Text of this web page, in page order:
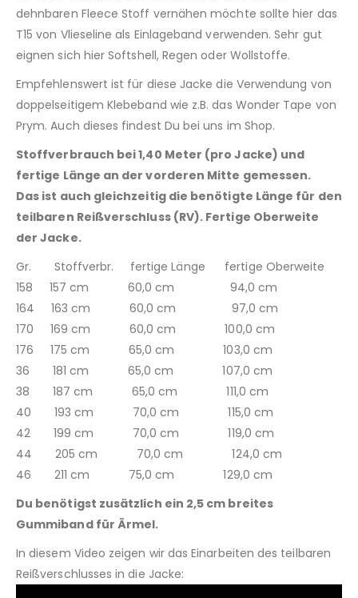
dehnbaren Fleece Stoff vernähen möchte sollte hier das
T15 von Vlieseline als Einlageband verwenden. Sehr gut
eignen sich hier Softshell, Regen oder Wollstoffe.
Empfehlenswert ist für diese Jacke die Verwendung von
doppelseitigem Klebeband wie z.B. das Wonder Tape von
Prym. Auch dieses findest Du bei uns im Shop.
Stoffverbrauch bei 1,40 Meter (pro Jacke) und
fertige Länge an der vorderen Mitte gemessen.
Das ist auch gleichzeitig die benötigte Länge für den
teilbaren Reißverschluss (RV). Fertige Oberweite
der Jacke.
Gr. Stoffverbr. fertige Länge fertige Oberweite
158 157 cm 60,0 cm 94,0 cm
164 163 cm 60,0 cm 97,0 cm
170 169 cm 60,0 cm 100,0 cm
176 175 cm 65,0 cm 103,0 cm
36 181 cm 65,0 cm 107,0 cm
38 187 cm 65,0 cm 111,0 cm
40 193 cm 70,0 cm 115,0 cm
42 199 cm 70,0 cm 119,0 cm
44 205 cm 70,0 cm 124,0 cm
46 211 cm 75,0 cm 129,0 cm
Du benötigst zusätzlich ein 2,5 cm breites
Gummiband für Ärmel.
In diesem Video zeigen wir das Einarbeiten des teilbaren
Reißverschlusses in die Jacke: